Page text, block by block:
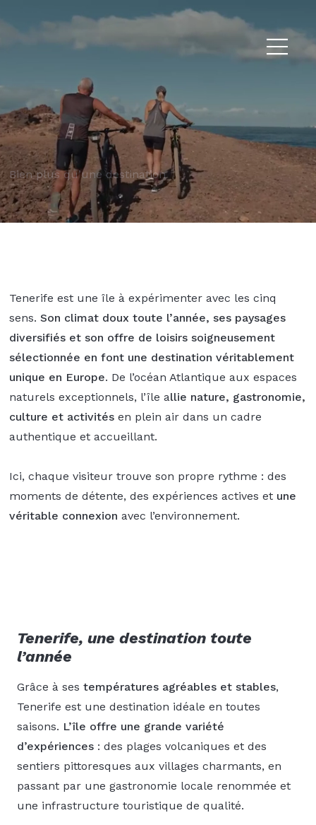
Bien plus qu’une destination
Tenerife est une île à expérimenter avec les cinq
sens.Son climat doux toute l’année, ses paysages
diversifiés et son offre de loisirs soigneusement
sélectionnée en font une destination véritablement
unique en Europe. De l’océan Atlantique aux espaces
naturels exceptionnels, l’île allie nature, gastronomie,
culture et activités en plein air dans un cadre
authentique et accueillant.
Ici, chaque visiteur trouve son propre rythme : des
moments de détente, des expériences actives et une
véritable connexion avec l’environnement.
Tenerife, une destination toute
l’année
Grâce à ses températures agréables et stables,
Tenerife est une destination idéale en toutes
saisons. L’île offre une grande variété
d’expériences: des plages volcaniques et des
sentiers pittoresques aux villages charmants, en
passant par une gastronomie locale renommée et
une infrastructure touristique de qualité.